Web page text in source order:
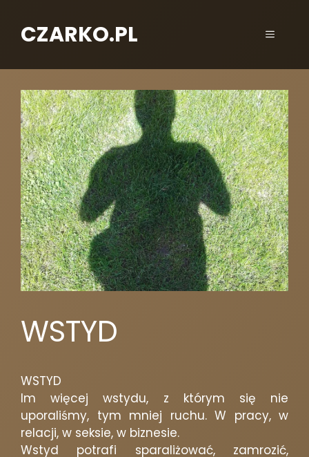
CZARKO.PL
WSTYD
WSTYD
Im więcej wstydu, z którym się nie
uporaliśmy, tym mniej ruchu. W pracy, w
relacji, w seksie, w biznesie.
Wstyd potrafi sparaliżować, zamrozić,